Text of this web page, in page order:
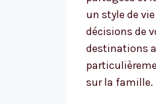
un style de
décisions de
destinations
sur la famille.